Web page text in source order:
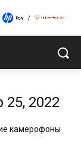
2022
камерофоны